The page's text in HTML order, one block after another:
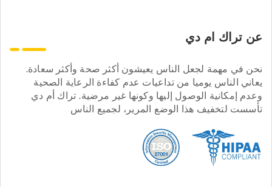
عن تراك ام دي
نحن في مهمة لجعل الناس يعيشون أكثر صحة وأكثر سعادة.
يعاني الناس يوميا من تداعيات عدم كفاءة الرعاية الصحية
وعدم إمكانية الوصول إليها وكونها غير مرضية. تراك أم دي
تأسست لتخفيف هذا الوضع المرير، لجميع الناس